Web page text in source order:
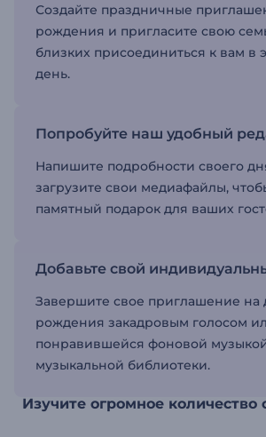
Создайте праздничные
рождения и пригласите свою
близких присоединиться к вам в
день.
Попробуйте наш удобный
Напишите подробности своего
загрузите свои медиафайлы,
памятный подарок для ваших
Добавьте свой
Завершите свое приглашение на
рождения закадровым голосом
понравившейся фоновой
музыкальной библиотеки.
Изучите огромное